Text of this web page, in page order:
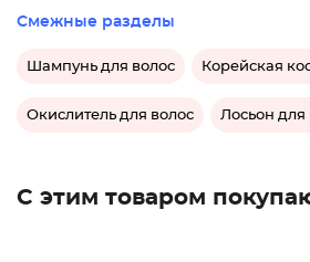
Смежные разделы
Шампунь для волос Корейская
Окислитель для волос Лосьон для
С этим товаром